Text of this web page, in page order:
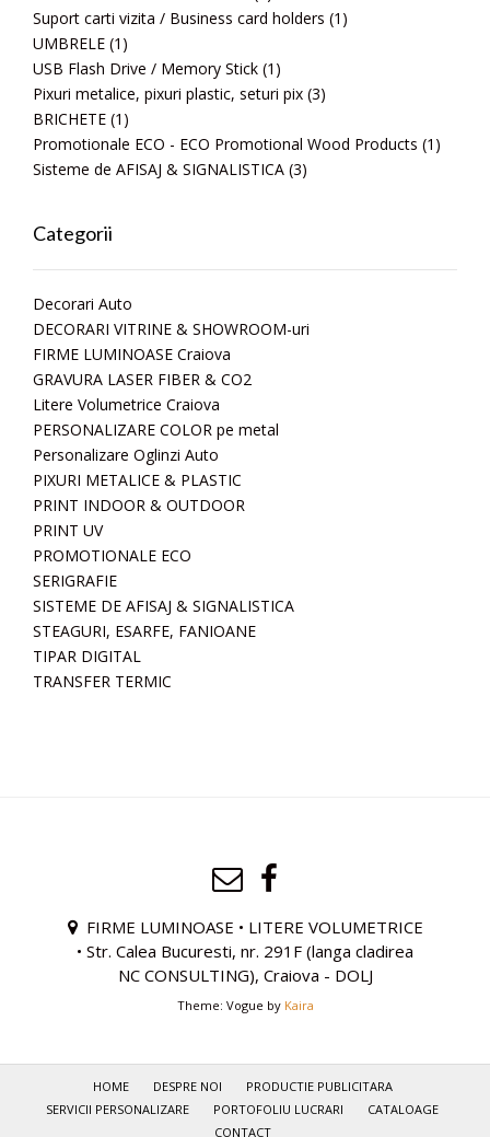
Suport carti vizita / Business card holders (1)
UMBRELE (1)
USB Flash Drive / Memory Stick (1)
Pixuri metalice, pixuri plastic, seturi pix (3)
BRICHETE (1)
Promotionale ECO - ECO Promotional Wood Products (1)
Sisteme de AFISAJ & SIGNALISTICA (3)
Categorii
Decorari Auto
DECORARI VITRINE & SHOWROOM-uri
FIRME LUMINOASE Craiova
GRAVURA LASER FIBER & CO2
Litere Volumetrice Craiova
PERSONALIZARE COLOR pe metal
Personalizare Oglinzi Auto
PIXURI METALICE & PLASTIC
PRINT INDOOR & OUTDOOR
PRINT UV
PROMOTIONALE ECO
SERIGRAFIE
SISTEME DE AFISAJ & SIGNALISTICA
STEAGURI, ESARFE, FANIOANE
TIPAR DIGITAL
TRANSFER TERMIC
FIRME LUMINOASE • LITERE VOLUMETRICE
• Str. Calea Bucuresti, nr. 291F (langa cladirea
NC CONSULTING), Craiova - DOLJ
Theme: Vogue by Kaira
HOME DESPRE NOI
PRODUCTIE PUBLICITARA
SERVICII PERSONALIZARE
PORTOFOLIU LUCRARI
CATALOAGE
CONTACT